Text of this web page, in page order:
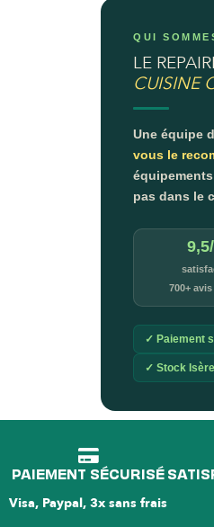
QUI
LE
CUISINE
Une équipe
vous le
pas dans le
700+
✓ Paiement
✓ Stock
PAIEMENT SÉCURISÉ
Visa, Paypal, 3x sans frais